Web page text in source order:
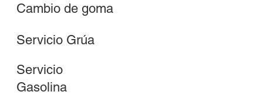
Cambio de goma
Servicio Grúa
Servicio
Gasolina